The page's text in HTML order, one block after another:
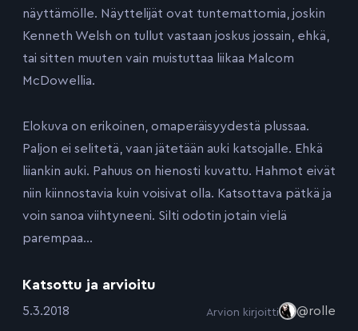
näyttämölle. Näyttelijät ovat tuntemattomia, joskin
Kenneth Welsh on tullut vastaan joskus jossain, ehkä,
tai sitten muuten vain muistuttaa liikaa Malcom
McDowellia.
Elokuva on erikoinen, omaperäisyydestä plussaa.
Paljon ei selitetä, vaan jätetään auki katsojalle. Ehkä
liiankin auki. Pahuus on hienosti kuvattu. Hahmot eivät
niin kiinnostavia kuin voisivat olla. Katsottava pätkä ja
voin sanoa viihtyneeni. Silti odotin jotain vielä
parempaa…
Katsottu ja arvioitu
:5.3.2018 Arvion kirjoitti @rolle